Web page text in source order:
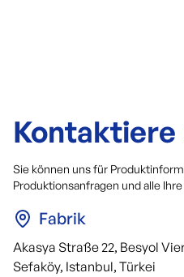
Kontaktiere
Sie können uns für
Produktionsanfragen und alle
Fabrik
Akasya Straße 22, Besyol
Sefaköy, Istanbul, Türkei